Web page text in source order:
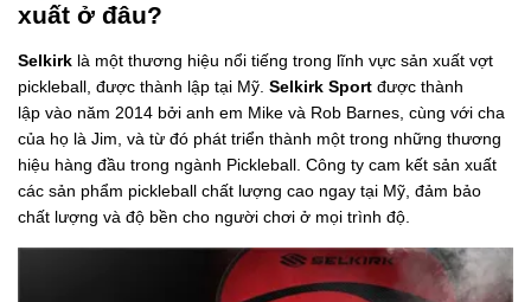
xuất ở đâu?
Selkirk là một thương hiệu nổi tiếng trong lĩnh vực sản xuất vợt
pickleball, được thành lập tại Mỹ. Selkirk Sport được thành
lập vào năm 2014 bởi anh em Mike và Rob Barnes, cùng với cha
của họ là Jim, và từ đó phát triển thành một trong những thương
hiệu hàng đầu trong ngành Pickleball. Công ty cam kết sản xuất
các sản phẩm pickleball chất lượng cao ngay tại Mỹ, đảm bảo
chất lượng và độ bền cho người chơi ở mọi trình độ.